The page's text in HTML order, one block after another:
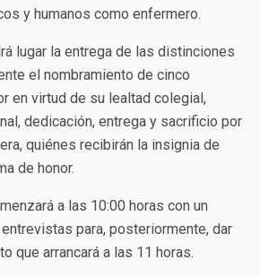
y humanos como enfermero.
lugar la entrega de las distinciones
el nombramiento de cinco
en virtud de su lealtad colegial,
dedicación, entrega y sacrificio por
quiénes recibirán la insignia de
de honor.
a las 10:00 horas con un
para, posteriormente, dar
que arrancará a las 11 horas.